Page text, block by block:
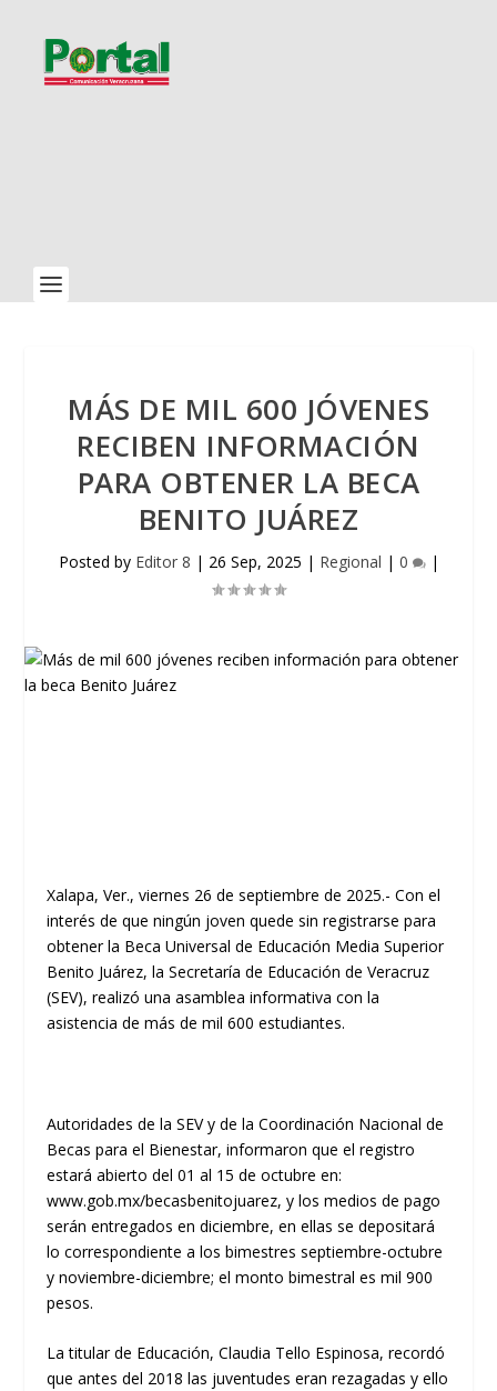
MÁS DE MIL 600 JÓVENES
RECIBEN INFORMACIÓN
PARA OBTENER LA BECA
BENITO JUÁREZ
Posted by Editor 8 | 26 Sep, 2025 | Regional | 0 |
Xalapa, Ver., viernes 26 de septiembre de 2025.- Con el
interés de que ningún joven quede sin registrarse para
obtener la Beca Universal de Educación Media Superior
Benito Juárez, la Secretaría de Educación de Veracruz
(SEV), realizó una asamblea informativa con la
asistencia de más de mil 600 estudiantes.
Autoridades de la SEV y de la Coordinación Nacional de
Becas para el Bienestar, informaron que el registro
estará abierto del 01 al 15 de octubre en:
www.gob.mx/becasbenitojuarez, y los medios de pago
serán entregados en diciembre, en ellas se depositará
lo correspondiente a los bimestres septiembre-octubre
y noviembre-diciembre; el monto bimestral es mil 900
pesos.
La titular de Educación, Claudia Tello Espinosa, recordó
que antes del 2018 las juventudes eran rezagadas y ello